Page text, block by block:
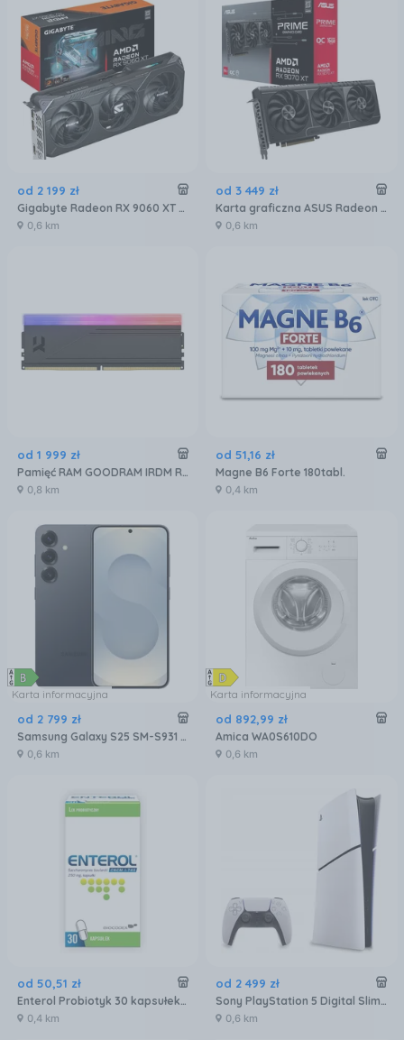
od 2 199 zł
Gigabyte Radeon RX 9060 XT GAMING OC 16GB GDDR6 FSR (GVR9060XTGAMINGOC16GD)
0,6 km
od 3 449 zł
Karta graficzna ASUS Radeon RX 9070 XT Prime OC 16GB (90YV0L71M0NA00)
0,6 km
od 1 999 zł
Pamięć RAM GOODRAM IRDM RGB 32GB [2x16GB 6000MHz DDR5 CL30 DIMM] (IRG60D5L30S32GDC)
0,8 km
od 51,16 zł
Magne B6 Forte 180tabl.
0,4 km
Karta informacyjna
od 2 799 zł
Samsung Galaxy S25 SM-S931 12/256GB Czarny
0,6 km
Karta informacyjna
od 892,99 zł
Amica WA0S610DO
0,6 km
od 50,51 zł
Enterol Probiotyk 30 kapsułek 250 mg
0,4 km
od 2 499 zł
Sony PlayStation 5 Digital Slim 825GB
0,6 km